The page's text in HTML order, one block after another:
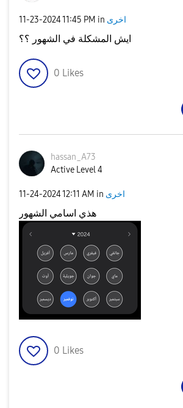
‎11-23-202411:45 PM in اخرى
ايش المشكلة في الشهور ؟؟
0 Likes
hassan_A73
Active Level 4
‎11-24-202412:11 AM in اخرى
هذي اسامي الشهور
0 Likes